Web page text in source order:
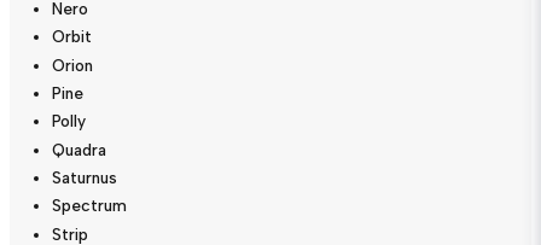
Nero
Orbit
Orion
Pine
Polly
Quadra
Saturnus
Spectrum
Strip